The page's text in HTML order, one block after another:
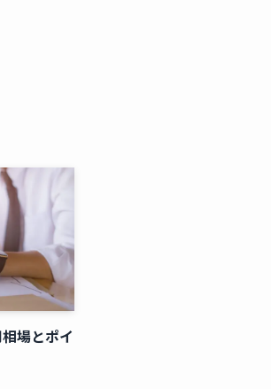
場とポイ